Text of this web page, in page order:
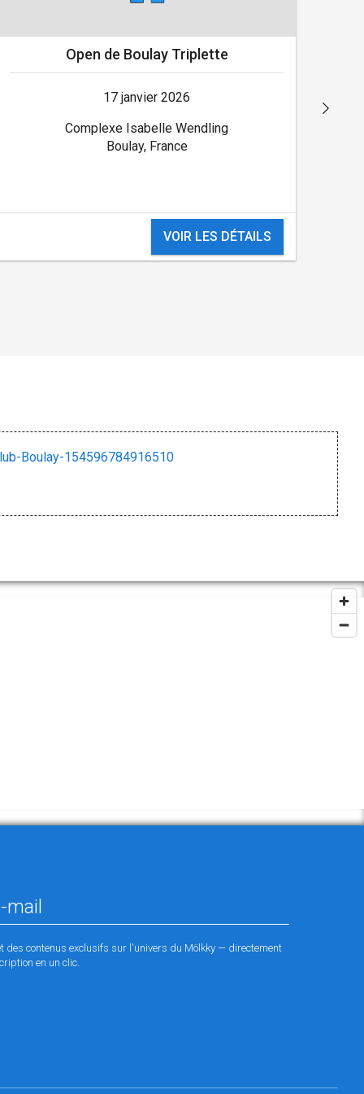
Open de Boulay Triplette
17 janvier 2026
Complexe Isabelle Wendling
Boulay, France
VOIR LES DÉTAILS
Boulay-154596784916510
des contenus exclusifs sur l'univers du Mölkky — directement
en un clic.